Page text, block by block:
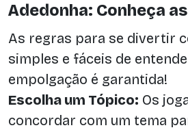
Adedonha: Conheça
As regras para se divertir
simples e fáceis de
empolgação é garantida!
Escolha um Tópico: Os
concordar com um tema